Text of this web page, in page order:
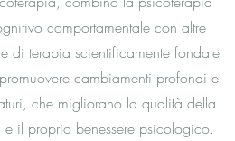
comportamentale con altre
di terapia scientificamente fondate
cambiamenti profondi e
che migliorano la qualità della
e il proprio benessere psicologico.